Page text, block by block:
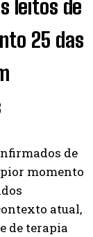
leitos de
25 das
de
momento
atual,
de terapia